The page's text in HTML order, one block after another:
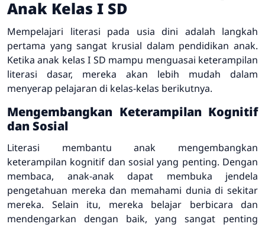
Anak Kelas I SD
Mempelajari literasi pada usia dini adalah langkah
pertama yang sangat krusial dalam pendidikan anak.
Ketika anak kelas I SD mampu menguasai keterampilan
literasi dasar, mereka akan lebih mudah dalam
menyerap pelajaran di kelas-kelas berikutnya.
Mengembangkan Keterampilan Kognitif
dan Sosial
Literasi membantu anak mengembangkan
keterampilan kognitif dan sosial yang penting. Dengan
membaca, anak-anak dapat membuka jendela
pengetahuan mereka dan memahami dunia di sekitar
mereka. Selain itu, mereka belajar berbicara dan
mendengarkan dengan baik, yang sangat penting